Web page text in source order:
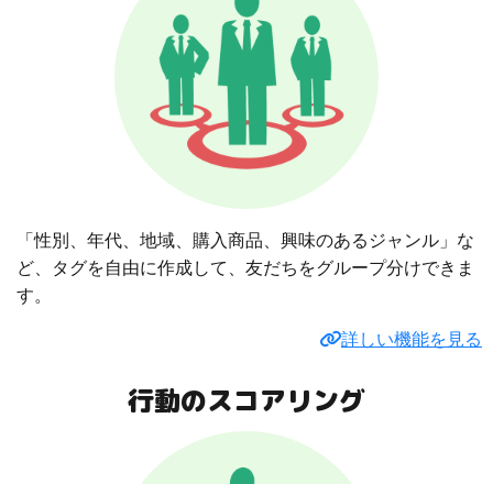
「性別、年代、地域、購入商品、興味のあるジャンル」な
ど、タグを自由に作成して、友だちをグループ分けできま
す。
詳しい機能を見る
行動のスコアリング